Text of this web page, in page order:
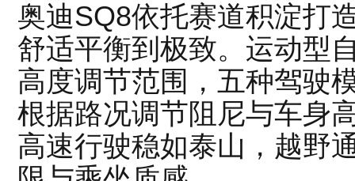
奥迪SQ8依托赛道积淀打
舒适平衡到极致。运动型
高度调节范围，五种驾驶
根据路况调节阻尼与车身
高速行驶稳如泰山，越野